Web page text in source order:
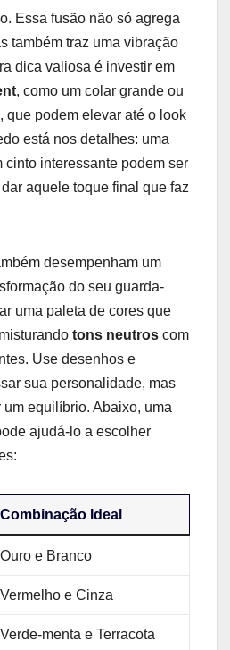
Essa fusão​ não só agrega
também ​traz​ uma⁤ vibração
dica valiosa é investir em⁣
, como um colar grande ou
que podem elevar até o look
está nos detalhes: uma
‍cinto ‌interessante podem ser
aquele toque final que faz
desempenham um
do seu guarda-
⁢uma paleta de cores que
tons neutros ⁤com
Use desenhos e
sua personalidade, mas
um equilíbrio. Abaixo, uma⁣
ajudá-lo a escolher
Combinação Ideal
Ouro e⁣ Branco
Vermelho e Cinza
Verde-menta e Terracota